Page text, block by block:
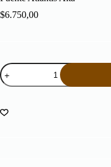
$6.750,00
Fuente
Atlantis
Alta